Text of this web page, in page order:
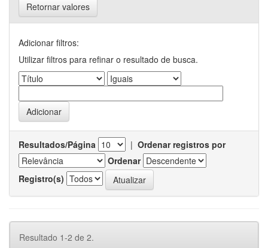
Retornar valores
Adicionar filtros:
Utilizar filtros para refinar o resultado de busca.
Resultados/Página | Ordenar registros por
Ordenar
Registro(s)
Resultado 1-2 de 2.